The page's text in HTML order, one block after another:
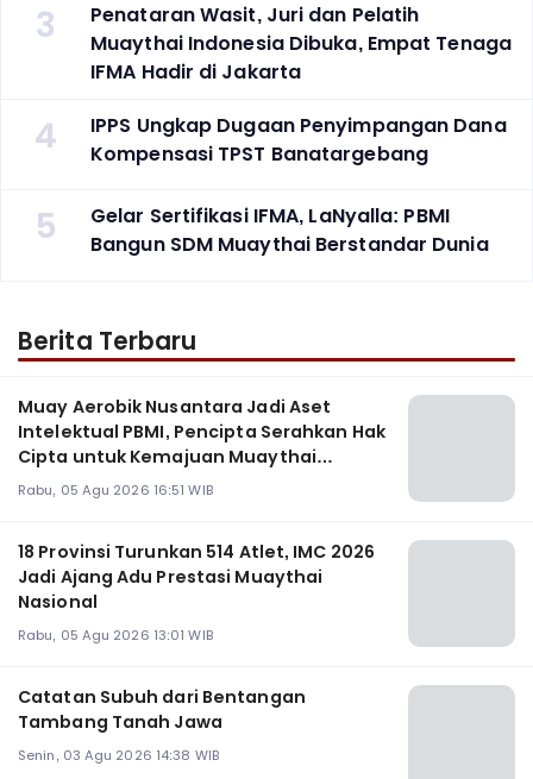
3
Penataran Wasit, Juri dan Pelatih
Muaythai Indonesia Dibuka, Empat Tenaga
IFMA Hadir di Jakarta
4
IPPS Ungkap Dugaan Penyimpangan Dana
Kompensasi TPST Banatargebang
5
Gelar Sertifikasi IFMA, LaNyalla: PBMI
Bangun SDM Muaythai Berstandar Dunia
Berita Terbaru
Muay Aerobik Nusantara Jadi Aset
Intelektual PBMI, Pencipta Serahkan Hak
Cipta untuk Kemajuan Muaythai
Indonesia
Rabu, 05 Agu 2026 16:51 WIB
18 Provinsi Turunkan 514 Atlet, IMC 2026
Jadi Ajang Adu Prestasi Muaythai
Nasional
Rabu, 05 Agu 2026 13:01 WIB
Catatan Subuh dari Bentangan
Tambang Tanah Jawa
Senin, 03 Agu 2026 14:38 WIB